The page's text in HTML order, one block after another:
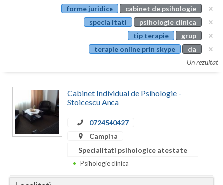
Calarasi
Caras-Severin
Cluj
Constanta
forme juridice
cabinet de psihologie
specialitati
psihologie clinica
tip terapie
grup
terapie online prin skype
da
Un rezultat
Cabinet Individual de Psihologie -
Stoicescu Anca
0724540427
Campina
Specialitati psihologice atestate
Psihologie clinica